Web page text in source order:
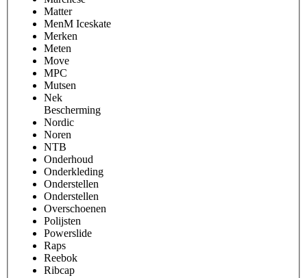
Matter
MenM Iceskate
Merken
Meten
Move
MPC
Mutsen
Nek
Bescherming
Nordic
Noren
NTB
Onderhoud
Onderkleding
Onderstellen
Onderstellen
Overschoenen
Polijsten
Powerslide
Raps
Reebok
Ribcap